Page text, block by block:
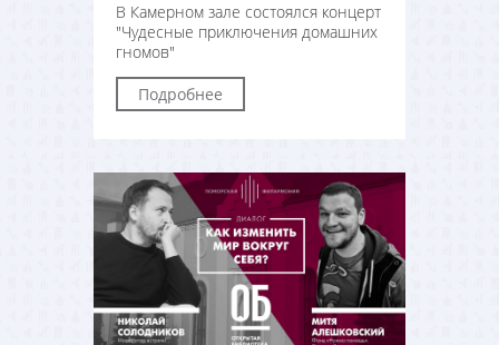
В Камерном зале состоялся концерт
"Чудесные приключения домашних
гномов"
Подробнее